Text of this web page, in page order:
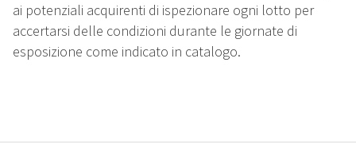
ai potenziali acquirenti di ispezionare ogni lotto per
accertarsi delle condizioni durante le giornate di
esposizione come indicato in catalogo.